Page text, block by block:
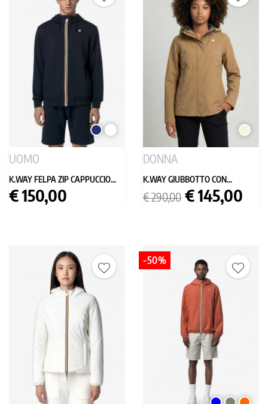
BLU
SCURO
BIANCO
UOMO
K.WAY FELPA ZIP CAPPUCCIO...
Prezzo
€ 150,00
BEIGE
DONNA
K.WAY GIUBBOTTO CON...
Prezzo
base
€ 290,00 Prezzo
€ 145,00
-50%